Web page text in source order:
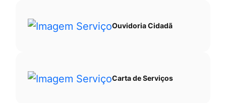
Ouvidoria Cidadã
Carta de Serviços